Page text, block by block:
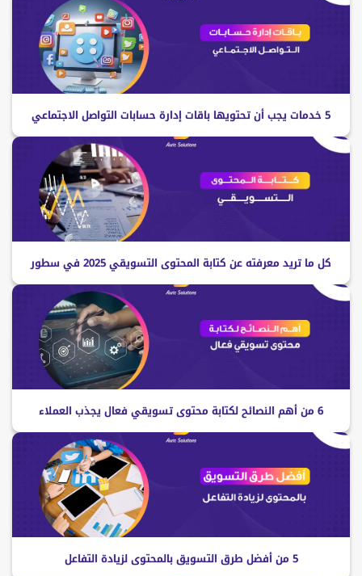
5 خدمات يجب أن تحتويها باقات إدارة حسابات التواصل الاجتماعي
كل ما تريد معرفته عن كتابة المحتوى التسويقي 2025 في سطور
6 من أهم النصائح لكتابة محتوى تسويقي فعال يجذب العملاء
5 من أفضل طرق التسويق بالمحتوى لزيادة التفاعل